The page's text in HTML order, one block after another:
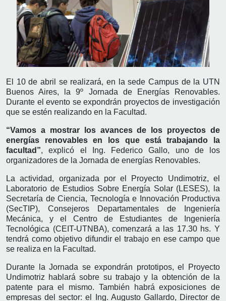
El 10 de abril se realizará, en la sede Campus de la UTN
Buenos Aires, la 9º Jornada de Energías Renovables.
Durante el evento se expondrán proyectos de investigación
que se estén realizando en la Facultad.
“Vamos a mostrar los avances de los proyectos de
energías renovables en los que está trabajando la
facultad”, explicó el Ing. Federico Gallo, uno de los
organizadores de la Jornada de energías Renovables.
La actividad, organizada por el Proyecto Undimotriz, el
Laboratorio de Estudios Sobre Energía Solar (LESES), la
Secretaría de Ciencia, Tecnología e Innovación Productiva
(SecTIP), Consejeros Departamentales de Ingeniería
Mecánica, y el Centro de Estudiantes de Ingeniería
Tecnológica (CEIT-UTNBA), comenzará a las 17.30 hs. Y
tendrá como objetivo difundir el trabajo en ese campo que
se realiza en la Facultad.
Durante la Jornada se expondrán prototipos, el Proyecto
Undimotriz hablará sobre su trabajo y la obtención de la
patente para el mismo. También habrá exposiciones de
empresas del sector: el Ing. Augusto Gallardo, Director de